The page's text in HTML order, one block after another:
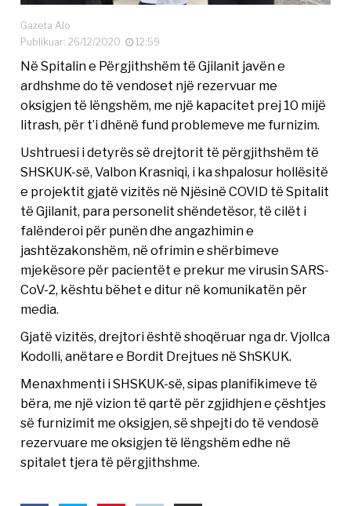
Gazeta Alo
Publikuar: 26/12/2020
12:59
Në Spitalin e Përgjithshëm të Gjilanit javën e
ardhshme do të vendoset një rezervuar me
oksigjen të lëngshëm, me një kapacitet prej 10 mijë
litrash, për t’i dhënë fund problemeve me furnizim.
Ushtruesi i detyrës së drejtorit të përgjithshëm të
SHSKUK-së, Valbon Krasniqi, i ka shpalosur hollësitë
e projektit gjatë vizitës në Njësinë COVID të Spitalit
të Gjilanit, para personelit shëndetësor, të cilët i
falënderoi për punën dhe angazhimin e
jashtëzakonshëm, në ofrimin e shërbimeve
mjekësore për pacientët e prekur me virusin SARS-
CoV-2, kështu bëhet e ditur në komunikatën për
media.
Gjatë vizitës, drejtori është shoqëruar nga dr. Vjollca
Kodolli, anëtare e Bordit Drejtues në ShSKUK.
Menaxhmenti i SHSKUK-së, sipas planifikimeve të
bëra, me një vizion të qartë për zgjidhjen e çështjes
së furnizimit me oksigjen, së shpejti do të vendosë
rezervuare me oksigjen të lëngshëm edhe në
spitalet tjera të përgjithshme.